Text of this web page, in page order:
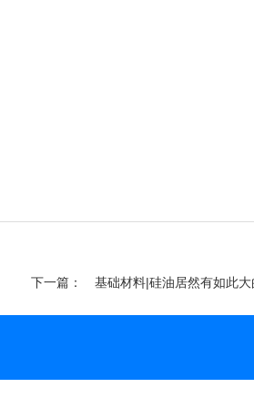
下一篇： 基础材料|硅油居然有如此大